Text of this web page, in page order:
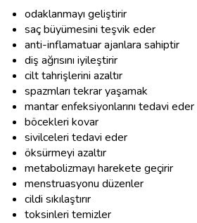
odaklanmayı geliştirir
saç büyümesini teşvik eder
anti-inflamatuar ajanlara sahiptir
diş ağrısını iyileştirir
cilt tahrişlerini azaltır
spazmları tekrar yaşamak
mantar enfeksiyonlarını tedavi eder
böcekleri kovar
sivilceleri tedavi eder
öksürmeyi azaltır
metabolizmayı harekete geçirir
menstruasyonu düzenler
cildi sıkılaştırır
toksinleri temizler